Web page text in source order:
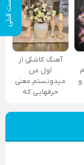
پست قبلی
و
آهنگ کاشکی از
اول من
میدونستم معنی
حرفهایی که